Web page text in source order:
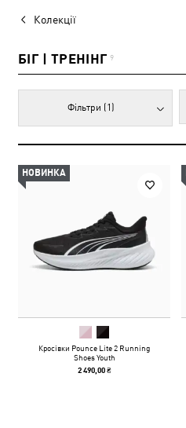
Колекції
БІГ | ТРЕНІНГ 9
Фільтри (1)
НОВИНКА
Кросівки Pounce Lite 2 Running
Shoes Youth
2 490,00 ₴